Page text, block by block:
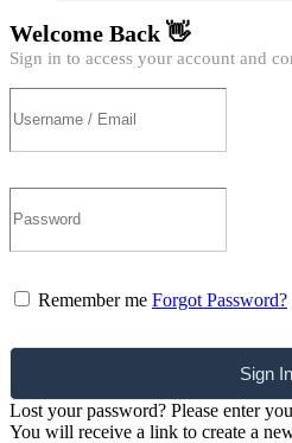
Welcome Back 👋
Sign in to access your account and
Remember me Forgot Password?
Sign In
Lost your password? Please enter
You will receive a link to create a